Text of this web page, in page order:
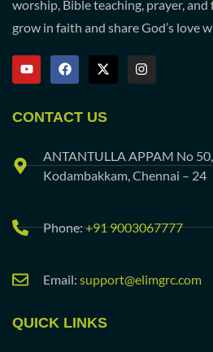
worship, Bible teaching, prayer, and
grow in faith and share God’s love
CONTACT US
ANTANTULLA APPAM No
Kodambakkam, Chennai – 24
Phone:+91 9003067777
Email: support@elimgrc.com
QUICK LINKS